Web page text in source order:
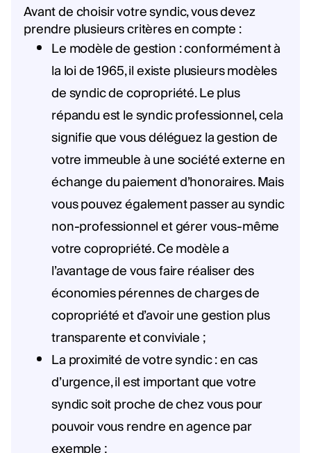
Avant de choisir votre syndic, vous devez
prendre plusieurs critères en compte :
Le modèle de gestion : conformément à
la loi de 1965, il existe plusieurs modèles
de syndic de copropriété. Le plus
répandu est le syndic professionnel, cela
signifie que vous déléguez la gestion de
votre immeuble à une société externe en
échange du paiement d’honoraires. Mais
vous pouvez également passer au syndic
non-professionnel et gérer vous-même
votre copropriété. Ce modèle a
l’avantage de vous faire réaliser des
économies pérennes de charges de
copropriété et d’avoir une gestion plus
transparente et conviviale ;
La proximité de votre syndic : en cas
d’urgence, il est important que votre
syndic soit proche de chez vous pour
pouvoir vous rendre en agence par